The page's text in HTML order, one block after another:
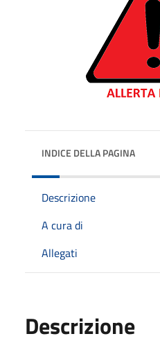
INDICE DELLA PAGINA
Descrizione
A cura di
Allegati
Descrizione